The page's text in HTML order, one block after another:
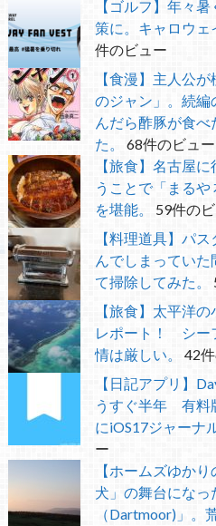
【ゴルフ】年々
策に。キャロウェ
件のビュー
【食漫】主人公
のジャン」。続編
んだら酢豚が食
た。
68件のビュー
【旅食】名古屋
うことで「まるや
を堪能。
59件の
【料理道具】パ
んでしまってい
て掃除してみた。
【旅食】太平洋
レポート！ シー
情は厳しい。
42
【日記アプリ】
うすぐ半年 有料
にiOS17ジャーナ
ー
【ホームズゆか
犬」の舞台になっ
（Dartmoor)」。